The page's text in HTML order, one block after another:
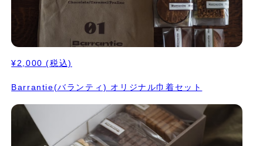
¥2,000 (税込)
Barrantie(バランティ) オリジナル巾着セット